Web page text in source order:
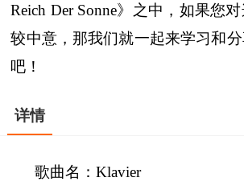
Reich Der Sonne》之中，如果您
较中意，那我们就一起来学习和
吧！
详情
歌曲名：Klavier